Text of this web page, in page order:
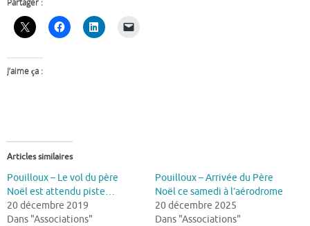
Partager :
J’aime ça :
Articles similaires
Pouilloux – Le vol du père
Noël est attendu piste…
20 décembre 2019
Dans "Associations"
Pouilloux – Arrivée du Père
Noël ce samedi à l’aérodrome
20 décembre 2025
Dans "Associations"